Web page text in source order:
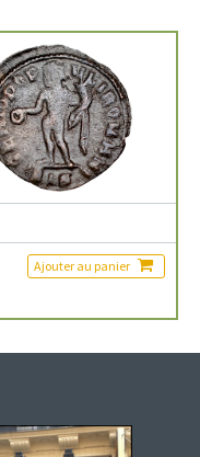
Ajouter au panier